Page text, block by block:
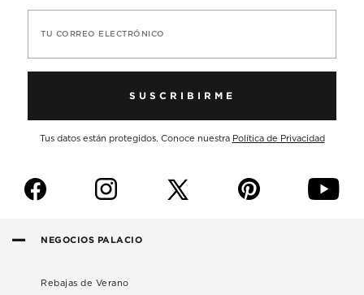
TU CORREO ELECTRÓNICO
SUSCRIBIRME
Tus datos están protegidos. Conoce nuestra Política de Privacidad
f i p y
NEGOCIOS PALACIO
Rebajas de Verano